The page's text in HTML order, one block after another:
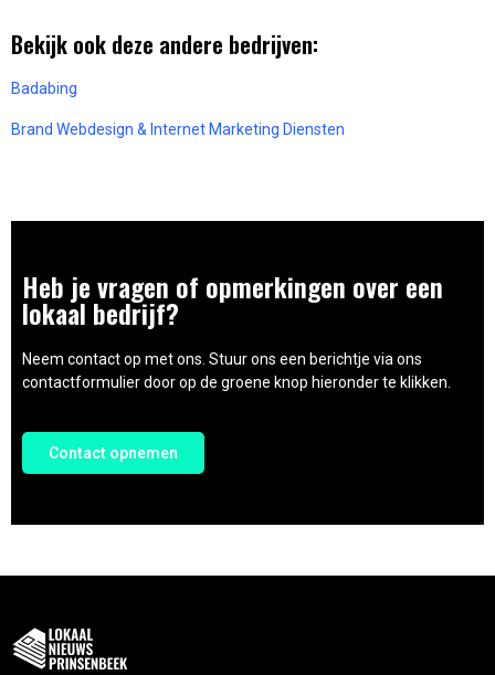
Bekijk ook deze andere bedrijven:
Badabing
Brand Webdesign & Internet Marketing Diensten
Heb je vragen of opmerkingen over een
lokaal bedrijf?
Neem contact op met ons. Stuur ons een berichtje via ons
contactformulier door op de groene knop hieronder te klikken.
Contact opnemen